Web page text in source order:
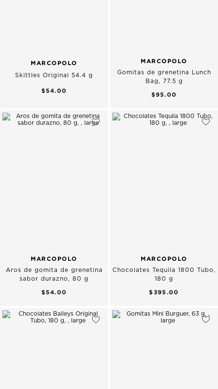
MARCOPOLO
Skittles Original 54.4 g
$54.00
MARCOPOLO
Gomitas de grenetina Lunch
Bag, 77.5 g
$95.00
MARCOPOLO
Aros de gomita de grenetina
sabor durazno, 80 g
$54.00
MARCOPOLO
Chocolates Tequila 1800 Tubo,
180 g
$395.00